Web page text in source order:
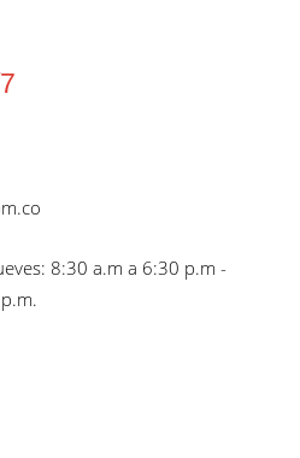
8:30 a.m a 6:30 p.m -